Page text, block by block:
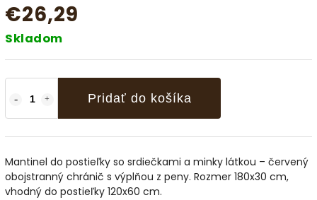
€26,29
Skladom
Pridať do košíka
Mantinel do postieľky so srdiečkami a minky látkou – červený
obojstranný chránič s výplňou z peny. Rozmer 180x30 cm,
vhodný do postieľky 120x60 cm.